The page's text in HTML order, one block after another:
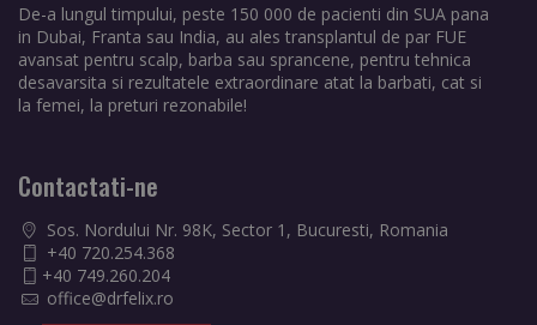
De-a lungul timpului, peste 150 000 de pacienti din SUA pana
in Dubai, Franta sau India, au ales transplantul de par FUE
avansat pentru scalp, barba sau sprancene, pentru tehnica
desavarsita si rezultatele extraordinare atat la barbati, cat si
la femei, la preturi rezonabile!
Contactati-ne
Sos. Nordului Nr. 98K, Sector 1, Bucuresti, Romania
+40 720.254.368
+40 749.260.204
office@drfelix.ro